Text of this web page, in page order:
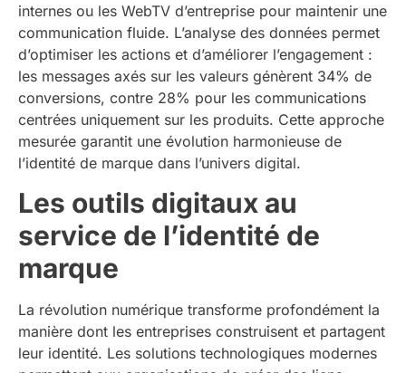
internes ou les WebTV d’entreprise pour maintenir une
communication fluide. L’analyse des données permet
d’optimiser les actions et d’améliorer l’engagement :
les messages axés sur les valeurs génèrent 34% de
conversions, contre 28% pour les communications
centrées uniquement sur les produits. Cette approche
mesurée garantit une évolution harmonieuse de
l’identité de marque dans l’univers digital.
Les outils digitaux au
service de l’identité de
marque
La révolution numérique transforme profondément la
manière dont les entreprises construisent et partagent
leur identité. Les solutions technologiques modernes